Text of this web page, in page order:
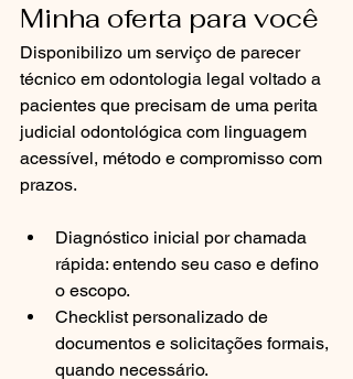
Minha oferta para você
Disponibilizo um serviço de parecer
técnico em odontologia legal voltado a
pacientes que precisam de uma perita
judicial odontológica com linguagem
acessível, método e compromisso com
prazos.
Diagnóstico inicial por chamada
rápida: entendo seu caso e defino
o escopo.
Checklist personalizado de
documentos e solicitações formais,
quando necessário.